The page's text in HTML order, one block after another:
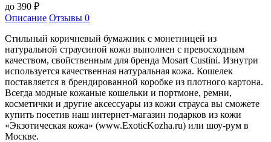
до 390 ₽
Описание Отзывы 0
Стильный коричневый бумажник с монетницей из
натуральной страусиной кожи выполнен с превосходным
качеством, свойственным для бренда Mosart Custini. Изнутри
используется качественная натуральная кожа. Кошелек
поставляется в брендированной коробке из плотного картона.
Всегда модные кожаные кошельки и портмоне, ремни,
косметички и другие аксессуары из кожи страуса вы сможете
купить посетив наш интернет-магазин подарков из кожи
«Экзотическая кожа» (www.ExoticKozha.ru) или шоу-рум в
Москве.